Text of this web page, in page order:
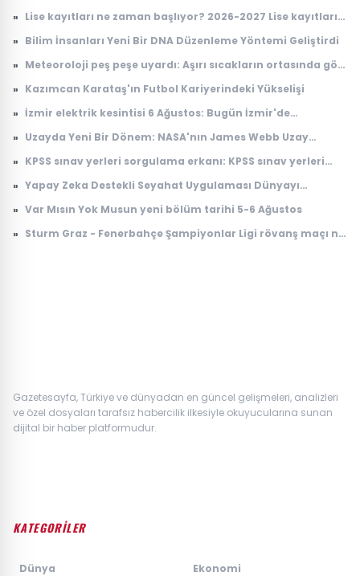
» Lise kayıtları ne zaman başlıyor? 2026-2027 Lise kayıtları
» Bilim İnsanları Yeni Bir DNA Düzenleme Yöntemi Geliştirdi
» Meteoroloji peş peşe uyardı: Aşırı sıcakların ortasında gök
» Kazımcan Karataş'ın Futbol Kariyerindeki Yükselişi
» İzmir elektrik kesintisi 6 Ağustos: Bugün İzmir'de
listesi duyuruldu
» Uzayda Yeni Bir Dönem: NASA'nın James Webb Uzay
» KPSS sınav yerleri sorgulama erkanı: KPSS sınav yerleri
» Yapay Zeka Destekli Seyahat Uygulaması Dünyayı
» Var Mısın Yok Musun yeni bölüm tarihi 5-6 Ağustos
» Sturm Graz - Fenerbahçe Şampiyonlar Ligi rövanş maçı ne
Gazetesayfa, Türkiye ve dünyadan en güncel gelişmeleri, analizleri
ve özel dosyaları tarafsız habercilik ilkesiyle okuyucularına sunan
dijital bir haber platformudur.
KATEGORİLER
Dünya
Ekonomi